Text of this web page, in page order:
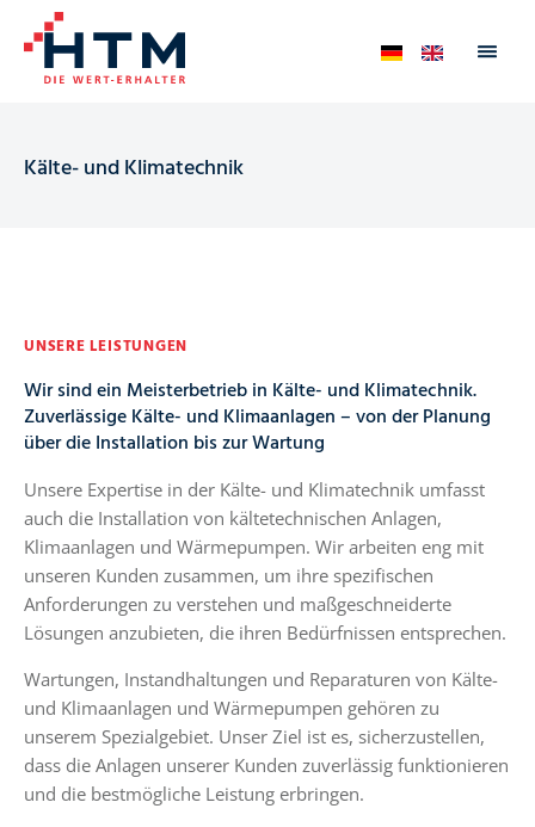
Kälte- und Klimatechnik
UNSERE LEISTUNGEN
Wir sind ein Meisterbetrieb in Kälte- und Klimatechnik.
Zuverlässige Kälte- und Klimaanlagen – von der Planung
über die Installation bis zur Wartung
Unsere Expertise in der Kälte- und Klimatechnik umfasst
auch die Installation von kältetechnischen Anlagen,
Klimaanlagen und Wärmepumpen. Wir arbeiten eng mit
unseren Kunden zusammen, um ihre spezifischen
Anforderungen zu verstehen und maßgeschneiderte
Lösungen anzubieten, die ihren Bedürfnissen entsprechen.
Wartungen, Instandhaltungen und Reparaturen von Kälte-
und Klimaanlagen und Wärmepumpen gehören zu
unserem Spezialgebiet. Unser Ziel ist es, sicherzustellen,
dass die Anlagen unserer Kunden zuverlässig funktionieren
und die bestmögliche Leistung erbringen.